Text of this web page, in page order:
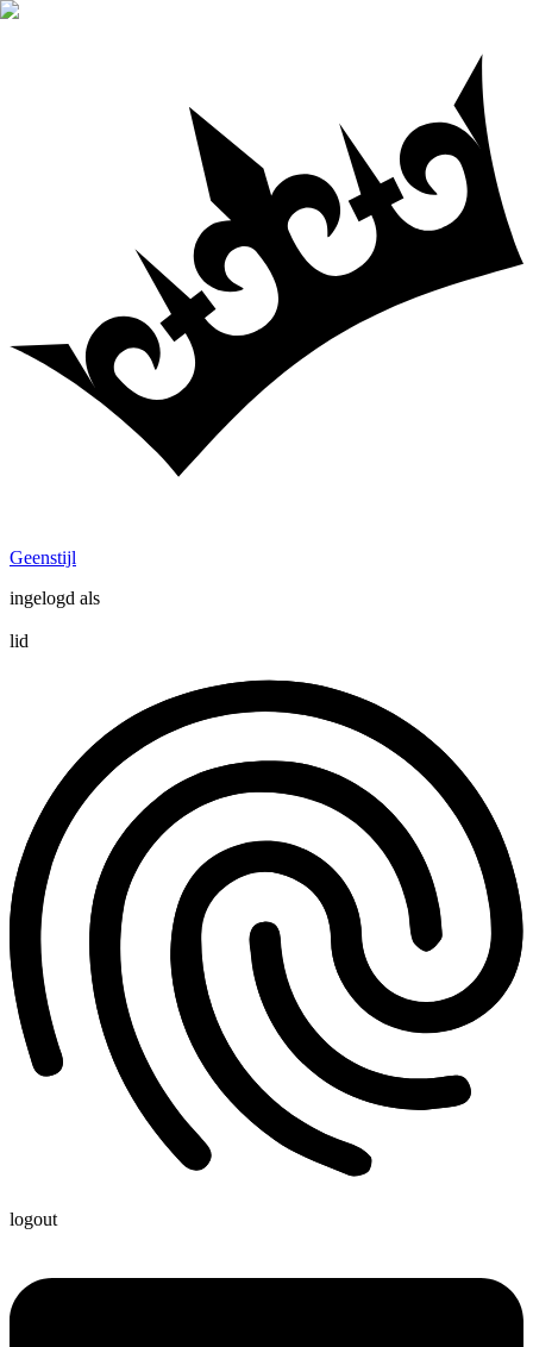
Geenstijl
ingelogd als
lid
logout